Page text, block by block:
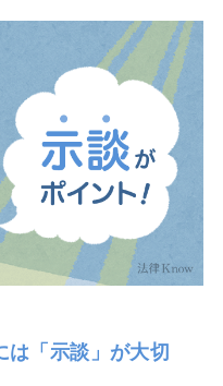
は「示談」が大切